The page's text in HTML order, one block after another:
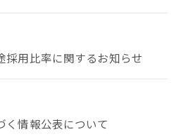
採用比率に関するお知らせ
く情報公表について